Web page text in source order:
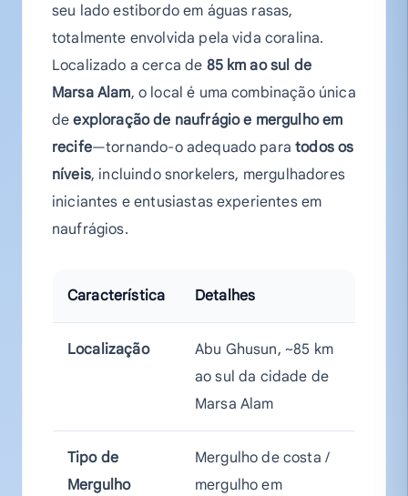
seu lado estibordo em águas rasas,
totalmente envolvida pela vida coralina.
Localizado a cerca de 85 km ao sul de
Marsa Alam, o local é uma combinação única
deexploração de naufrágio e mergulho em
recife—tornando-o adequado paratodos os
níveis, incluindo snorkelers, mergulhadores
iniciantes e entusiastas experientes em
naufrágios.
Característica Detalhes
Localização
Abu Ghusun, ~85 km
ao sul da cidade de
Marsa Alam
Tipo de
Mergulho
Mergulho de costa /
mergulho em